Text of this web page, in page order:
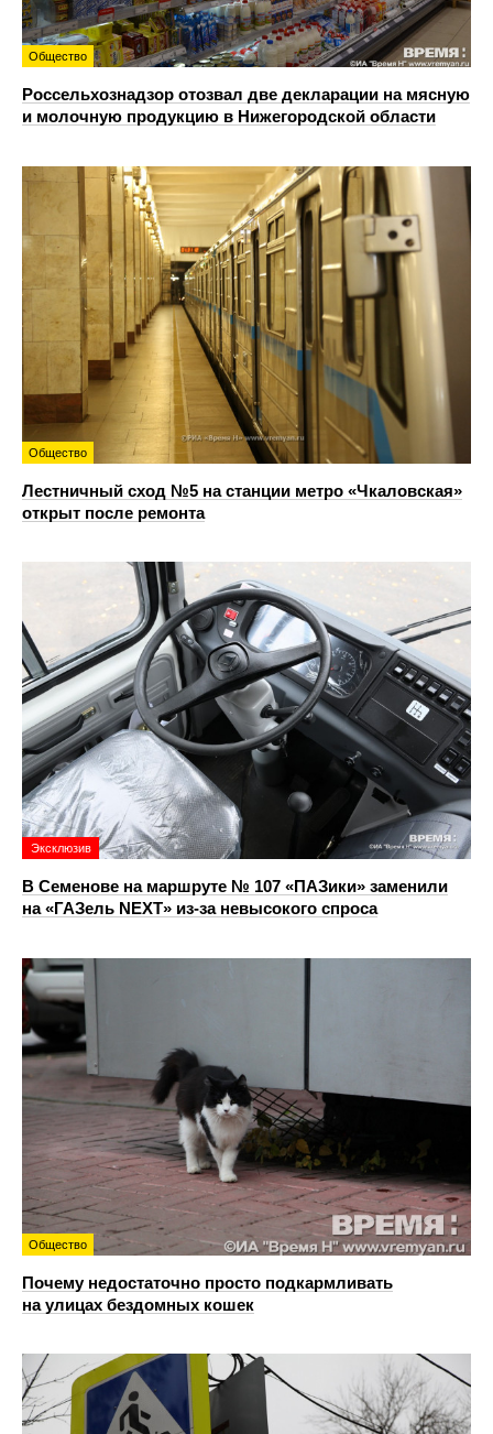
Общество
Россельхознадзор отозвал две декларации на мясную
и молочную продукцию в Нижегородской области
Общество
Лестничный сход №5 на станции метро «Чкаловская»
открыт после ремонта
Эксклюзив
В Семенове на маршруте № 107 «ПАЗики» заменили
на «ГАЗель NEXT» из‑за невысокого спроса
Общество
Почему недостаточно просто подкармливать
на улицах бездомных кошек